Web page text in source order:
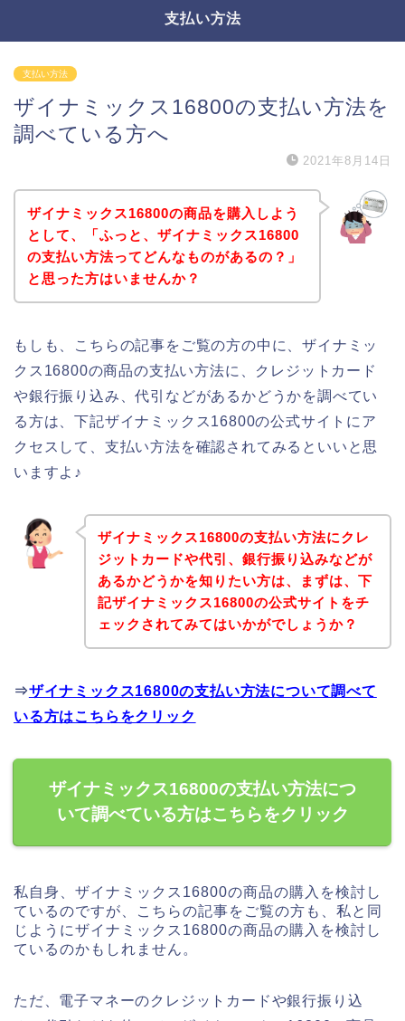
支払い方法
支払い方法
ザイナミックス16800の支払い方法を
調べている方へ
2021年8月14日
ザイナミックス16800の商品を購入しよう
として、「ふっと、ザイナミックス16800
の支払い方法ってどんなものがあるの？」
と思った方はいませんか？
もしも、こちらの記事をご覧の方の中に、ザイナミッ
クス16800の商品の支払い方法に、クレジットカード
や銀行振り込み、代引などがあるかどうかを調べてい
る方は、下記ザイナミックス16800の公式サイトにア
クセスして、支払い方法を確認されてみるといいと思
いますよ♪
ザイナミックス16800の支払い方法にクレ
ジットカードや代引、銀行振り込みなどが
あるかどうかを知りたい方は、まずは、下
記ザイナミックス16800の公式サイトをチ
ェックされてみてはいかがでしょうか？
⇒ザイナミックス16800の支払い方法について調べて
いる方はこちらをクリック
ザイナミックス16800の支払い方法につ
いて調べている方はこちらをクリック
私自身、ザイナミックス16800の商品の購入を検討し
ているのですが、こちらの記事をご覧の方も、私と同
じようにザイナミックス16800の商品の購入を検討し
ているのかもしれません。
ただ、電子マネーのクレジットカードや銀行振り込